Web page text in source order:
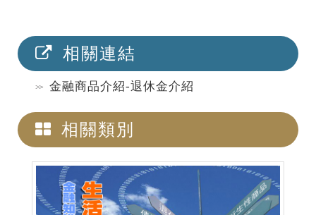
相關連結
金融商品介紹-退休金介紹
相關類別